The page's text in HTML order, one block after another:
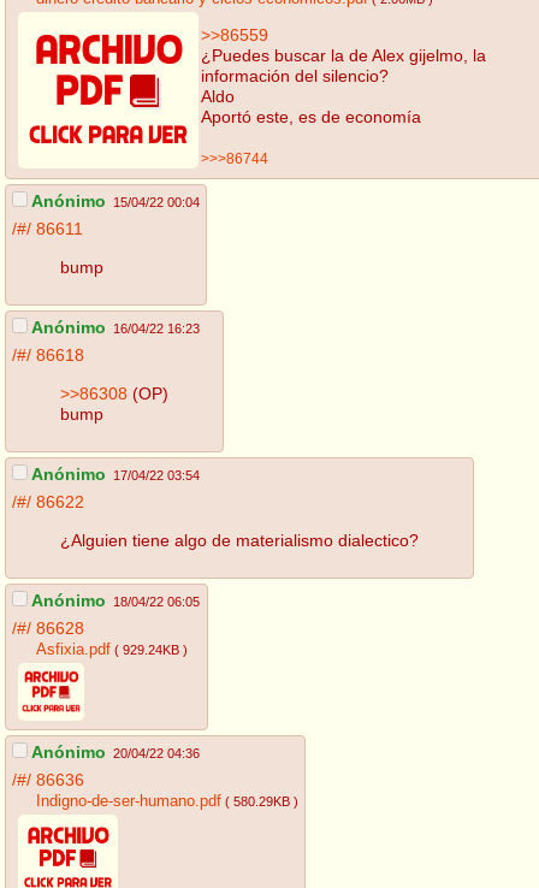
>>86559
¿Puedes buscar la de Alex gijelmo, la
información del silencio?
Aldo
Aportó este, es de economía
>>>86744
Anónimo 15/04/22 00:04
/#/ 86611
bump
Anónimo 16/04/22 16:23
/#/ 86618
>>86308 (OP)
bump
Anónimo 17/04/22 03:54
/#/ 86622
¿Alguien tiene algo de materialismo dialectico?
Anónimo 18/04/22 06:05
/#/ 86628
Asfixia.pdf ( 929.24KB )
Anónimo 20/04/22 04:36
/#/ 86636
Indigno-de-ser-humano.pdf ( 580.29KB )